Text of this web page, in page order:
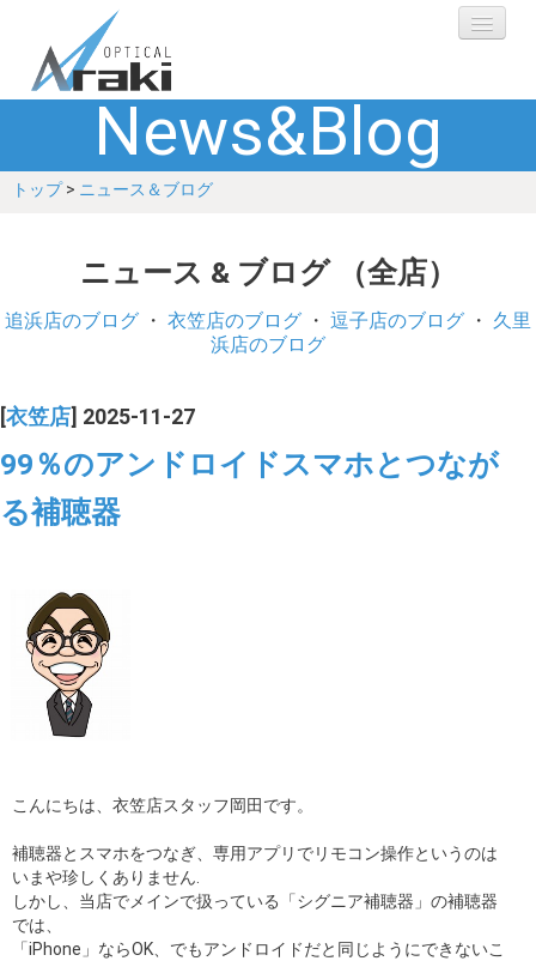
選ばれる理由
ブランド
補聴器
お客さまの声
コラム
ブログ
News&Blog
トップ> ニュース＆ブログ
ニュース & ブログ （全店）
追浜店のブログ ・ 衣笠店のブログ ・ 逗子店のブログ ・ 久里
浜店のブログ
衣笠店 ] 2025-11-27
99％のアンドロイドスマホとつなが
る補聴器
こんにちは、衣笠店スタッフ岡田です。
補聴器とスマホをつなぎ、専用アプリでリモコン操作というのは
いまや珍しくありません.
しかし、当店でメインで扱っている「シグニア補聴器」の補聴器
では、
「iPhone」ならOK、でもアンドロイドだと同じようにできないこ